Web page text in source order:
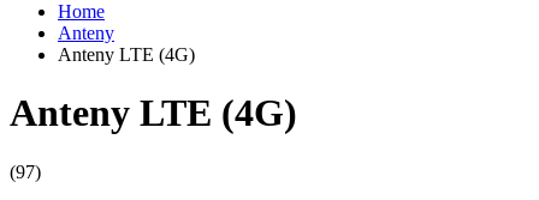
Home
Anteny
Anteny LTE (4G)
Anteny LTE (4G)
(97)